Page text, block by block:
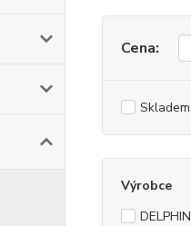
Cena:
Skladem
Výrobce
DELPHIN